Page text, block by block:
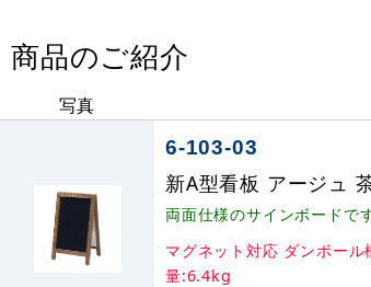
商品のご紹介
写真
6-103-03
新A型看板 アージュ
両面仕様のサインボードです
マグネット対応 ダンボー
量:6.4kg